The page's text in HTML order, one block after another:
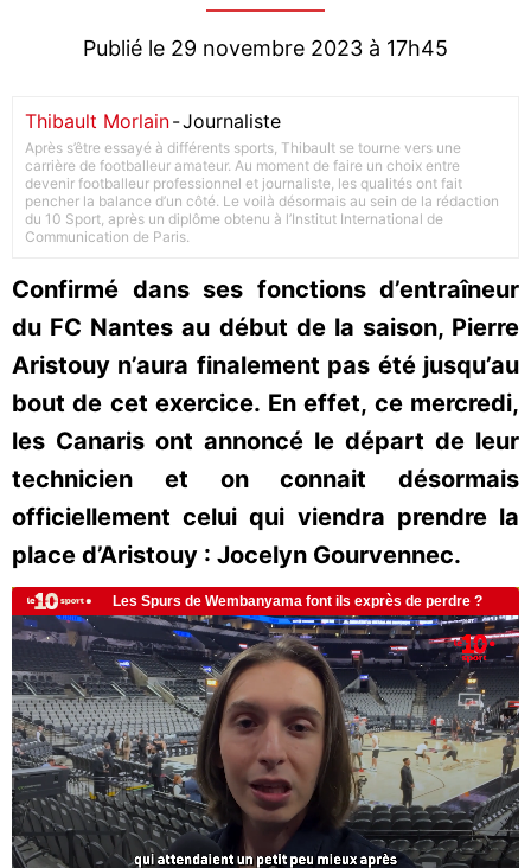
Publié le 29 novembre 2023 à 17h45
Thibault Morlain-Journaliste
Après s’être essayé à différents sports, Thibault se tourne vers une
carrière de footballeur amateur. Au moment de faire un choix entre
devenir footballeur professionnel et journaliste, les qualités ont fait
pencher la balance d’un côté. Le voilà désormais au sein de la rédaction
du 10 Sport, après un diplôme obtenu à l’Institut International de
Communication de Paris.
Confirmé dans ses fonctions d’entraîneur
du FC Nantes au début de la saison, Pierre
Aristouy n’aura finalement pas été jusqu’au
bout de cet exercice. En effet, ce mercredi,
les Canaris ont annoncé le départ de leur
technicien et on connait désormais
officiellement celui qui viendra prendre la
place d’Aristouy : Jocelyn Gourvennec.